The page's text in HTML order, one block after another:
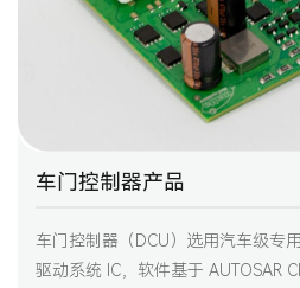
车门控制器产品
车门控制器（DCU）选用汽车级专
驱动系统 IC，软件基于 AUTOSAR